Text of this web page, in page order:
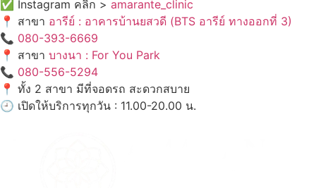
✅ Instagram คลิก > amarante_clinic
📍 สาขา อารีย์ : อาคารบ้านยสวดี (BTS อารีย์ ทางออกที่ 3)
📞 080-393-6669
📍 สาขา บางนา : For You Park
📞 080-556-5294
📍 ทั้ง 2 สาขา มีที่จอดรถ สะดวกสบาย
🕘 เปิดให้บริการทุกวัน : 11.00-20.00 น.